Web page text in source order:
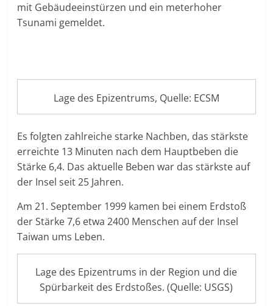
mit Gebäudeeinstürzen und ein meterhoher
Tsunami gemeldet.
Lage des Epizentrums, Quelle: ECSM
Es folgten zahlreiche starke Nachben, das stärkste
erreichte 13 Minuten nach dem Hauptbeben die
Stärke 6,4. Das aktuelle Beben war das stärkste auf
der Insel seit 25 Jahren.
Am 21. September 1999 kamen bei einem Erdstoß
der Stärke 7,6 etwa 2400 Menschen auf der Insel
Taiwan ums Leben.
Lage des Epizentrums in der Region und die
Spürbarkeit des Erdstoßes. (Quelle: USGS)